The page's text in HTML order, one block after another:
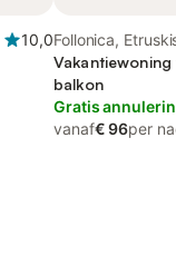
10,0Follonica,
balkon
Gratis
vanaf€ 96per